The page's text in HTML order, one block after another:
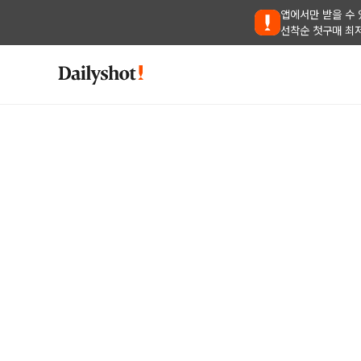
앱에서만 받을 수
선착순 첫구매 최